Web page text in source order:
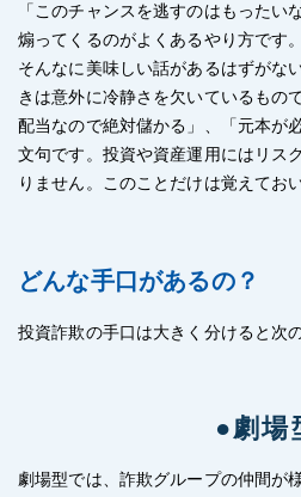
「このチャンスを逃すのはもったい
煽ってくるのがよくあるやり方です。
そんなに美味しい話があるはずがな
きは意外に冷静さを欠いているもの
配当なので絶対儲かる」、「元本が
文句です。投資や資産運用にはリス
りません。このことだけは覚えてお
どんな手口があるの？
投資詐欺の手口は大きく分けると次
●劇場
劇場型では、詐欺グループの仲間が